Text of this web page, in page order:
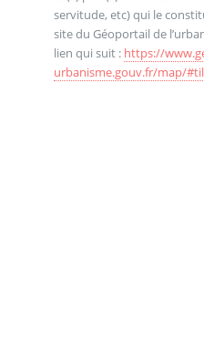
servitude, etc) qui le
site du Géoportail de
lien qui suit : https://
urbanisme.gouv.fr/map/